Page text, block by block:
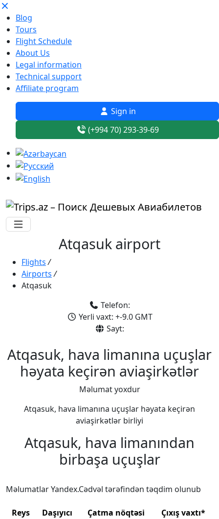
Blog
Tours
Flight Schedule
About Us
Legal information
Technical support
Affiliate program
Sign in
(+994 70) 293-39-69
Atqasuk airport
Flights /
Airports /
Atqasuk
Telefon:
Yerli vaxt: +-9.0 GMT
Sayt:
Atqasuk, hava limanına uçuşlar
həyata keçirən aviaşirkətlər
Məlumat yoxdur
Atqasuk, hava limanına uçuşlar həyata keçirən
aviaşirkətlər birliyi
Atqasuk, hava limanından
birbaşa uçuşlar
Məlumatlar Yandex.Cədvəl tərəfindən təqdim olunub
Reys Daşıyıcı Çatma nöqtəsi Çıxış vaxtı*